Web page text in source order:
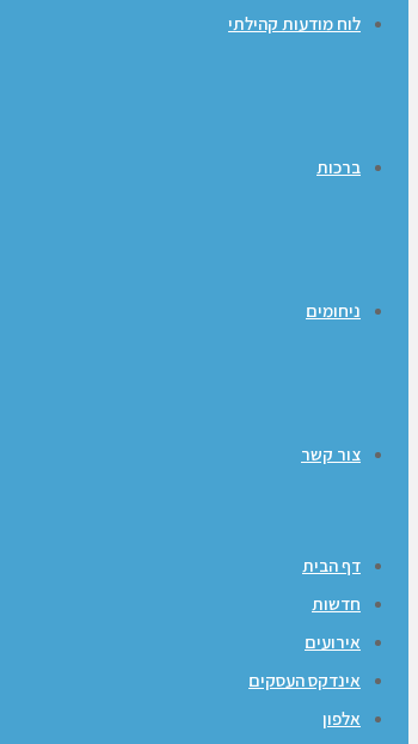
לוח מודעות קהילתי
ברכות
ניחומים
צור קשר
דף הבית
חדשות
אירועים
אינדקס העסקים
אלפון